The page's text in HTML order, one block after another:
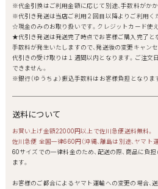
※代金引換はご利用金額に応じて別途、手数料がかか
※代引き発送は当店ご利用２回目以降よりご利用く
☆現金のみのお取り扱いです。クレジットカード使
★代引き発送は発送完了時点でお客様ご購入完了と
手数料が発生いたしますので、発送後の変更キャン
代引きの受け取りは１週間以内となります。ご注文
できません。
※銀行（ゆうちょ）振込手数料はお客様負担となりま
送料について
お買い上げ金額22000円以上で佐川急便送料無料。
佐川急便 全国一律660円（沖縄、離島は別途、ヤマト
60サイズでの一律料金のため、配送の際、商品に負
ます。
お客様のご都合によるヤマト運輸への変更の場合、